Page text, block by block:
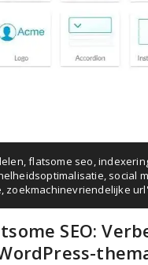
,flatsome seo ,
social
zoekmachinevriendelijke
SEO: